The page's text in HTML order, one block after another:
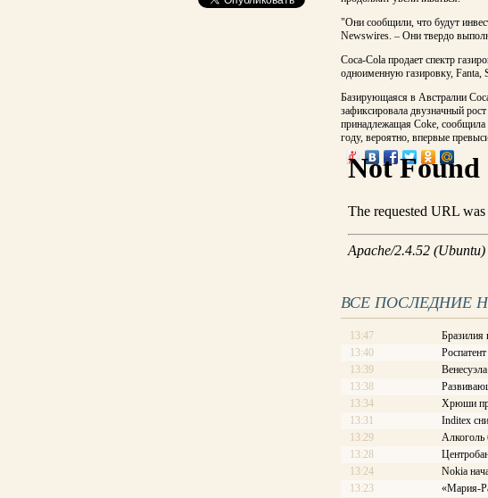
"Они сообщили, что будут
Newswires. – Они твердо
Coca-Cola продает спектр
одноименную газировку, Fanta,
Базирующаяся в Австралии
зафиксировала двузначный
принадлежащая Coke,
году, вероятно, впервые
ВСЕ ПОСЛЕДНИЕ
13:47
Бразилия
13:40
13:39
13:38
13:34
Хрюши
13:31
Inditex
13:29
Алкоголь
13:28
13:24
Nokia
13:23
«Мария-